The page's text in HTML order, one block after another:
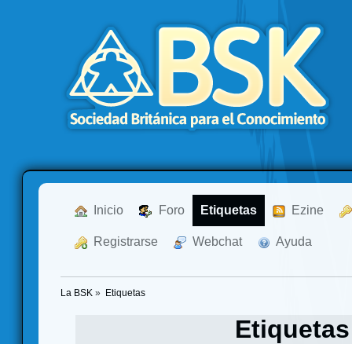
Inicio Foro Etiquetas Ezine
Registrarse Webchat Ayuda
La BSK » Etiquetas